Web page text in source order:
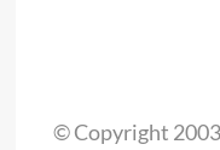
© Copyright